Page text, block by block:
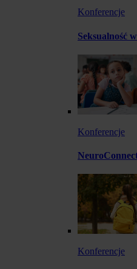
Konferencje
Seksualność
Konferencje
Konferencje